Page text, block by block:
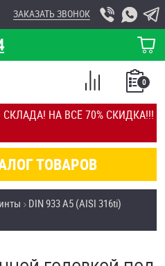
НА ВСЁ 70% СКИДКА!!!
ЗАКАЗАТЬ ЗВОНОК
КОРЗИНА
ТОВАРОВ
0
СПИСОК
СРАВНЕНИЕ
инструмент
DIN 933 А5 (AISI 316ti)